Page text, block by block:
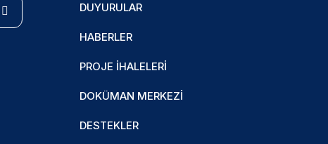
DUYURULAR
HABERLER
PROJE İHALELERI
DOKÜMAN MERKEZI
DESTEKLER